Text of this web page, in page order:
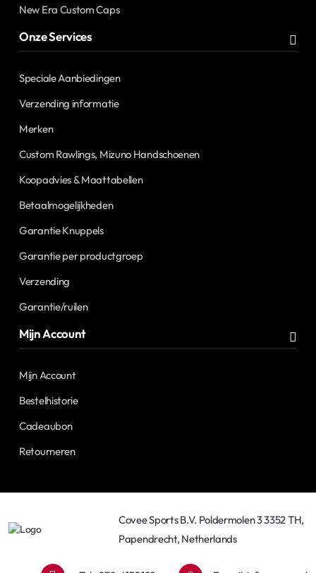
New Era Custom Caps
Onze Services
Speciale Aanbiedingen
Verzending informatie
Merken
Custom Rawlings, Mizuno Handschoenen
Koopadvies & Maattabellen
Betaalmogelijkheden
Garantie Knuppels
Garantie per productgroep
Verzending
Garantie/ruilen
Mijn Account
Mijn Account
Bestelhistorie
Cadeaubon
Retourneren
Covee Sports B.V. Poldermolen 3 3352 TH,
Papendrecht, Netherlands